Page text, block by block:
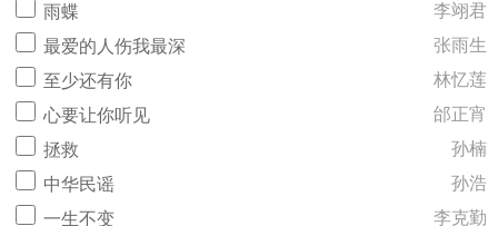
雨蝶
李翊君
最爱的人伤我最深
张雨生
至少还有你
林忆莲
心要让你听见
邰正宵
拯救
孙楠
中华民谣
孙浩
一生不变
李克勤